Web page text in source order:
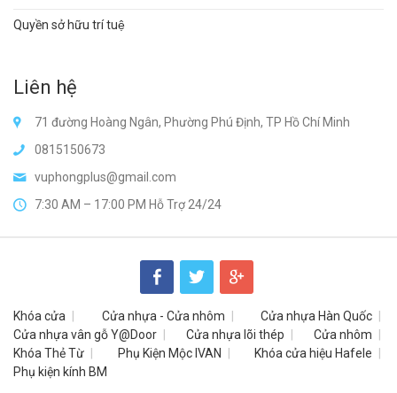
Quyền sở hữu trí tuệ
Liên hệ
71 đường Hoàng Ngân, Phường Phú Định, TP Hồ Chí Minh
0815150673
vuphongplus@gmail.com
7:30 AM – 17:00 PM Hỗ Trợ 24/24
Khóa cửa Cửa nhựa - Cửa nhôm
Cửa nhựa Hàn Quốc
Cửa nhựa vân gỗ Y@Door
Cửa nhựa lõi thép
Cửa nhôm
Khóa Thẻ Từ
Phụ Kiện Mộc IVAN
Khóa cửa hiệu Hafele
Phụ kiện kính BM